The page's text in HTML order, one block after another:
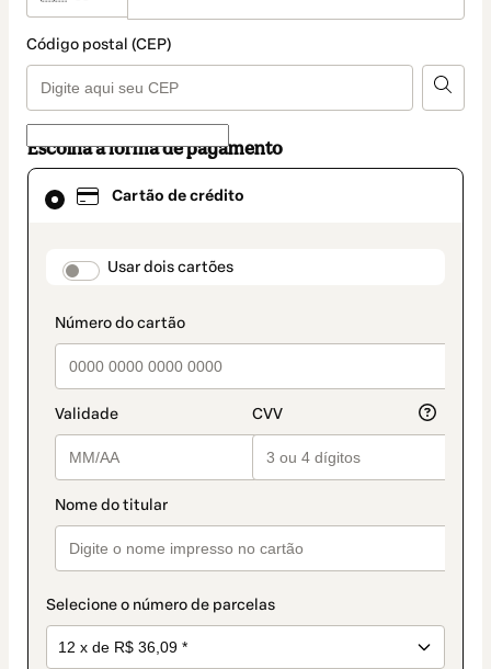
Código postal (CEP)
Escolha a forma de pagamento
Cartão de crédito
payment_data.section_title_v2
Usar dois cartões
Selecione o número de parcelas
Cartão
de
como
método
pagamento